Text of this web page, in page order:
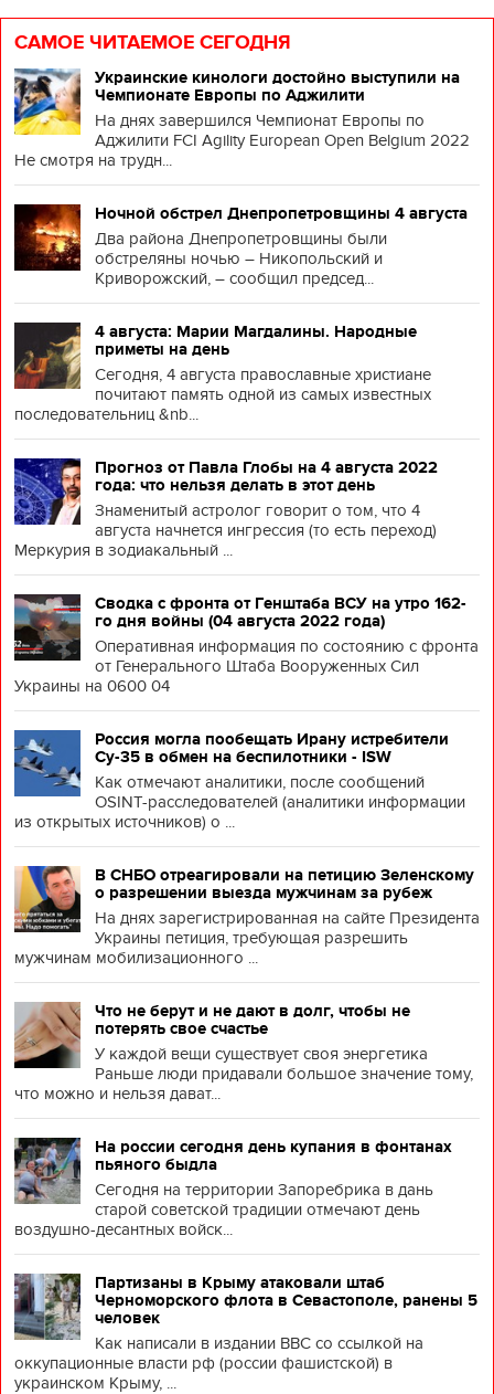
САМОЕ ЧИТАЕМОЕ СЕГОДНЯ
Украинские кинологи достойно выступили на
Чемпионате Европы по Аджилити
На днях завершился Чемпионат Европы по
Аджилити FCI Agility European Open Belgium 2022
Не смотря на трудн...
Ночной обстрел Днепропетровщины 4 августа
Два района Днепропетровщины были
обстреляны ночью – Никопольский и
Криворожский, – сообщил председ...
4 августа: Марии Магдалины. Народные
приметы на день
Сегодня, 4 августа православные христиане
почитают память одной из самых известных
последовательниц &nb...
Прогноз от Павла Глобы на 4 августа 2022
года: что нельзя делать в этот день
Знаменитый астролог говорит о том, что 4
августа начнется ингрессия (то есть переход)
Меркурия в зодиакальный ...
Сводка с фронта от Генштаба ВСУ на утро 162-
го дня войны (04 августа 2022 года)
Оперативная информация по состоянию с фронта
от Генерального Штаба Вооруженных Сил
Украины на 0600 04
Россия могла пообещать Ирану истребители
Су-35 в обмен на беспилотники - ISW
Как отмечают аналитики, после сообщений
OSINT-расследователей (аналитики информации
из открытых источников) о ...
В СНБО отреагировали на петицию Зеленскому
о разрешении выезда мужчинам за рубеж
На днях зарегистрированная на сайте Президента
Украины петиция, требующая разрешить
мужчинам мобилизационного ...
Что не берут и не дают в долг, чтобы не
потерять свое счастье
У каждой вещи существует своя энергетика
Раньше люди придавали большое значение тому,
что можно и нельзя дават...
На россии сегодня день купания в фонтанах
пьяного быдла
Сегодня на территории Запоребрика в дань
старой советской традиции отмечают день
воздушно-десантных войск...
Партизаны в Крыму атаковали штаб
Черноморского флота в Севастополе, ранены 5
человек
Как написали в издании BBC со ссылкой на
оккупационные власти рф (россии фашистской) в
украинском Крыму, ...